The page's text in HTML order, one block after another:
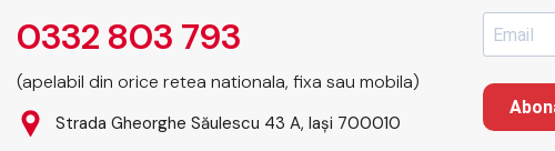
0332 803 793
(apelabil din orice retea nationala, fixa sau mobila)
Strada Gheorghe Săulescu 43 A, Iași 700010